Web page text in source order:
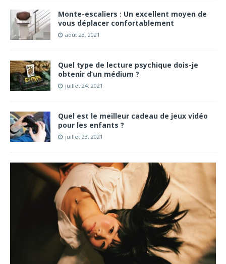
Monte-escaliers : Un excellent moyen de
vous déplacer confortablement
août 28, 2021
Quel type de lecture psychique dois-je
obtenir d’un médium ?
juillet 24, 2021
Quel est le meilleur cadeau de jeux vidéo
pour les enfants ?
juillet 23, 2021